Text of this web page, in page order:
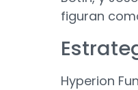
figuran
Hyperion